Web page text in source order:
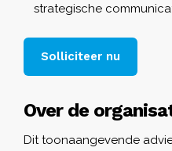
strategische
Solliciteer nu
Over de
Dit toonaangevende